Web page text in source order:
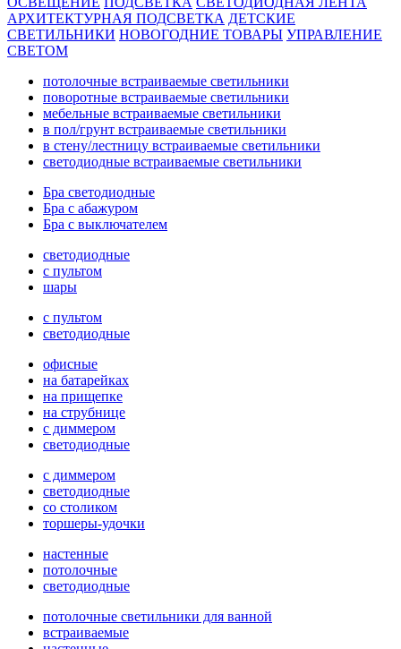
АРХИТЕКТУРНАЯ ПОДСВЕТКА ДЕТСКИЕ
СВЕТИЛЬНИКИ НОВОГОДНИЕ ТОВАРЫ УПРАВЛЕНИЕ
СВЕТОМ
потолочные встраиваемые светильники
поворотные встраиваемые светильники
мебельные встраиваемые светильники
в пол/грунт встраиваемые светильники
в стену/лестницу встраиваемые светильники
светодиодные встраиваемые светильники
Бра светодиодные
Бра с абажуром
Бра с выключателем
светодиодные
с пультом
шары
с пультом
светодиодные
офисные
на батарейках
на прищепке
на струбнице
с диммером
светодиодные
с диммером
светодиодные
со столиком
торшеры-удочки
настенные
потолочные
светодиодные
потолочные светильники для ванной
встраиваемые